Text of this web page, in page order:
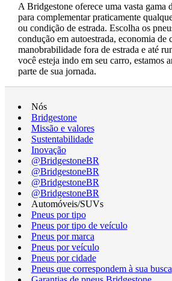
A Bridgestone oferece uma vasta gama
para complementar praticamente
ou condição de estrada. Escolha os
condução em autoestrada, economia de
manobrabilidade fora de estrada e até
você esteja indo em seu carro, estamos
parte de sua jornada.
Nós
Bridgestone
Missão e valores
Sustentabilidade
Inovação
@BridgestoneBR
@BridgestoneBR
@BridgestoneBR
@BridgestoneBR
Automóveis/SUVs
Pneus por tipo
Pneus por tipo de veículo
Pneus por marca
Pneus por veículo
Pneus por cidade
Pneus que correspondem à sua busca